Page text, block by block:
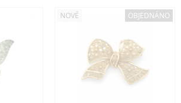
NOVÉ OBJEDNÁNO